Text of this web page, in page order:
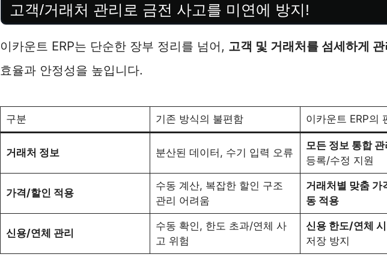
고객/거래처 관리로 금전 사고를 미연에 방지!
이카운트 ERP는 단순한 장부 정리를 넘어, 고객 및 거래처를 섬세하게 관
효율과 안정성을 높입니다.
구분 기존 방식의 불편함 이카운트 ERP의
거래처 정보 분산된 데이터, 수기 입력 오류
모든 정보 통합 관
등록/수정 지원
가격/할인 적용
수동 계산, 복잡한 할인 구조
관리 어려움
거래처별 맞춤 가
동 적용
신용/연체 관리
수동 확인, 한도 초과/연체 사
고 위험
신용 한도/연체
저장 방지